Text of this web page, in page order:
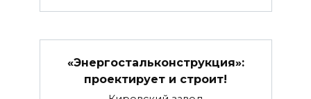
«Энергостальконструкция»:
проектирует и строит!